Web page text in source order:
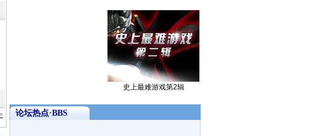
史上最难游戏第2辑
论坛热点·BBS